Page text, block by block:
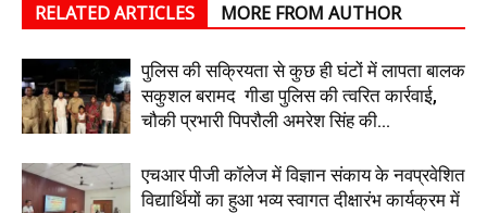
RELATED ARTICLES MORE FROM AUTHOR
पुलिस की सक्रियता से कुछ ही घंटों में लापता बालक
सकुशल बरामद गीडा पुलिस की त्वरित कार्रवाई,
चौकी प्रभारी पिपरौली अमरेश सिंह की...
एचआर पीजी कॉलेज में विज्ञान संकाय के नवप्रवेशित
विद्यार्थियों का हुआ भव्य स्वागत दीक्षारंभ कार्यक्रम में